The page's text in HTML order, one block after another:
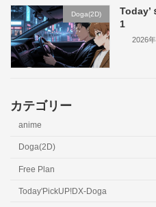
Doga(2D)
Today’
1
2026
カテゴリー
anime
Doga(2D)
Free Plan
Today'PickUP!DX-Doga